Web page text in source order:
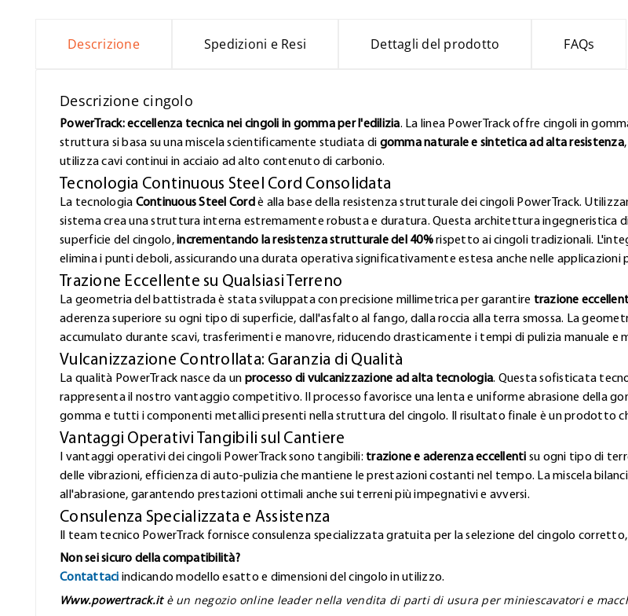
Descrizione Spedizioni e Resi Dettagli del prodotto FAQs
Descrizione cingolo
PowerTrack: eccellenza tecnica nei cingoli in gomma per l'edilizia. La linea PowerTrack offre cingoli in
struttura si basa su una miscela scientificamente studiata di gomma naturale e sintetica ad alta resistenza
utilizza cavi continui in acciaio ad alto contenuto di carbonio.
Tecnologia Continuous Steel Cord Consolidata
La tecnologia Continuous Steel Cord è alla base della resistenza strutturale dei cingoli PowerTrack.
sistema crea una struttura interna estremamente robusta e duratura. Questa architettura ingegneristica
superficie del cingolo,incrementando la resistenza strutturale del 40%rispetto ai cingoli tradizionali.
elimina i punti deboli, assicurando una durata operativa significativamente estesa anche nelle applicazioni
Trazione Eccellente su Qualsiasi Terreno
La geometria del battistrada è stata sviluppata con precisione millimetrica per garantire trazione
aderenza superiore su ogni tipo di superficie, dall'asfalto al fango, dalla roccia alla terra smossa. La
accumulato durante scavi, trasferimenti e manovre, riducendo drasticamente i tempi di pulizia manuale e
Vulcanizzazione Controllata: Garanzia di Qualità
La qualità PowerTrack nasce da un processo di vulcanizzazione ad alta tecnologia. Questa sofisticata
rappresenta il nostro vantaggio competitivo. Il processo favorisce una lenta e uniforme abrasione della
gomma e tutti i componenti metallici presenti nella struttura del cingolo. Il risultato finale è un prodotto
Vantaggi Operativi Tangibili sul Cantiere
I vantaggi operativi dei cingoli PowerTrack sono tangibili: trazione e aderenza eccellenti su ogni tipo di
delle vibrazioni, efficienza di auto-pulizia che mantiene le prestazioni costanti nel tempo. La miscela
all'abrasione, garantendo prestazioni ottimali anche sui terreni più impegnativi e avversi.
Consulenza Specializzata e Assistenza
Il team tecnico PowerTrack fornisce consulenza specializzata gratuita per la selezione del cingolo
Non sei sicuro della compatibilità?
Contattaci indicando modello esatto e dimensioni del cingolo in utilizzo.
Www.powertrack.it è un negozio online leader nella vendita di parti di usura per miniescavatori e